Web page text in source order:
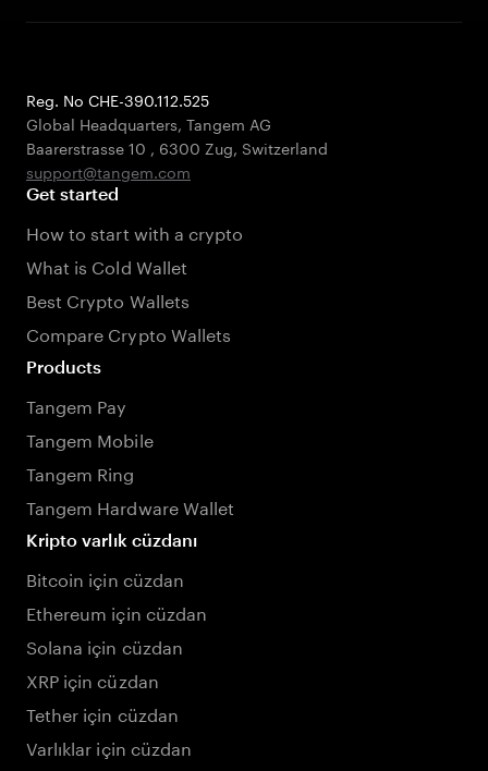
Reg. No CHE-390.112.525
Global Headquarters, Tangem AG
Baarerstrasse 10 , 6300 Zug, Switzerland
support@tangem.com
Get started
How to start with a crypto
What is Cold Wallet
Best Crypto Wallets
Compare Crypto Wallets
Products
Tangem Pay
Tangem Mobile
Tangem Ring
Tangem Hardware Wallet
Kripto varlık cüzdanı
Bitcoin için cüzdan
Ethereum için cüzdan
Solana için cüzdan
XRP için cüzdan
Tether için cüzdan
Varlıklar için cüzdan